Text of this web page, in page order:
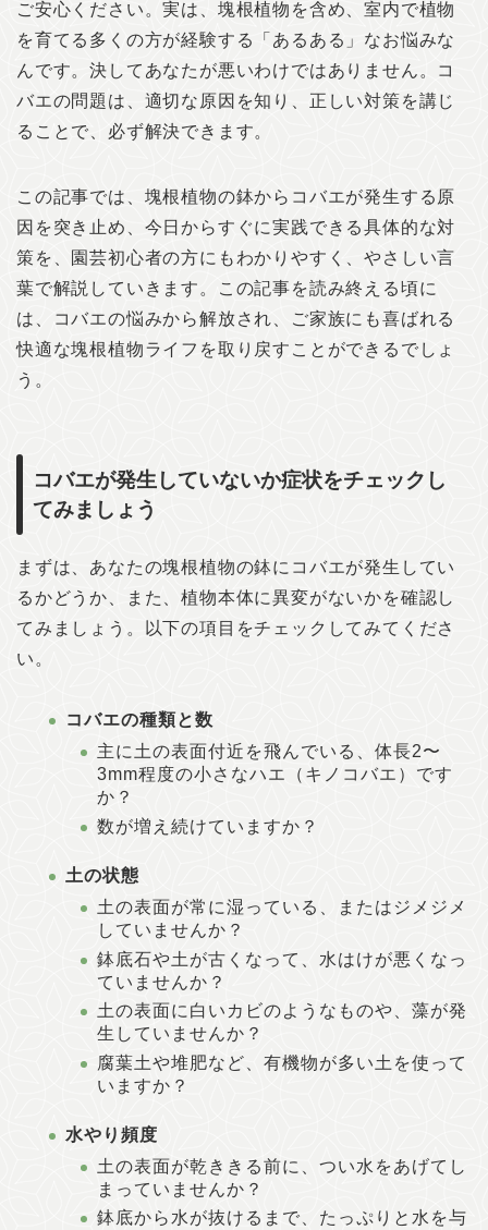
ご安心ください。実は、塊根植物を含め、室内で植物
を育てる多くの方が経験する「あるある」なお悩みな
んです。決してあなたが悪いわけではありません。コ
バエの問題は、適切な原因を知り、正しい対策を講じ
ることで、必ず解決できます。
この記事では、塊根植物の鉢からコバエが発生する原
因を突き止め、今日からすぐに実践できる具体的な対
策を、園芸初心者の方にもわかりやすく、やさしい言
葉で解説していきます。この記事を読み終える頃に
は、コバエの悩みから解放され、ご家族にも喜ばれる
快適な塊根植物ライフを取り戻すことができるでしょ
う。
コバエが発生していないか症状をチェックし
てみましょう
まずは、あなたの塊根植物の鉢にコバエが発生してい
るかどうか、また、植物本体に異変がないかを確認し
てみましょう。以下の項目をチェックしてみてくださ
い。
コバエの種類と数
主に土の表面付近を飛んでいる、体長2〜
3mm程度の小さなハエ（キノコバエ）です
か？
数が増え続けていますか？
土の状態
土の表面が常に湿っている、またはジメジメ
していませんか？
鉢底石や土が古くなって、水はけが悪くなっ
ていませんか？
土の表面に白いカビのようなものや、藻が発
生していませんか？
腐葉土や堆肥など、有機物が多い土を使って
いますか？
水やり頻度
土の表面が乾ききる前に、つい水をあげてし
まっていませんか？
鉢底から水が抜けるまで、たっぷりと水を与